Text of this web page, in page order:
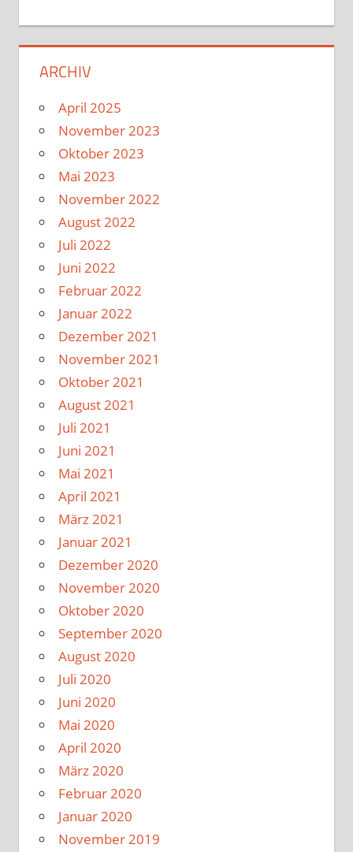
ARCHIV
April 2025
November 2023
Oktober 2023
Mai 2023
November 2022
August 2022
Juli 2022
Juni 2022
Februar 2022
Januar 2022
Dezember 2021
November 2021
Oktober 2021
August 2021
Juli 2021
Juni 2021
Mai 2021
April 2021
März 2021
Januar 2021
Dezember 2020
November 2020
Oktober 2020
September 2020
August 2020
Juli 2020
Juni 2020
Mai 2020
April 2020
März 2020
Februar 2020
Januar 2020
November 2019